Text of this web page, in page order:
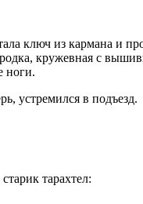
ключ из кармана и
кружевная с
ноги.
устремился в подъезд.
тарахтел: